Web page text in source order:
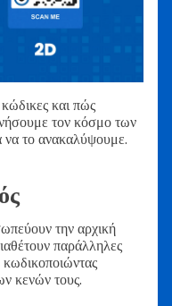
και πώς
τον κόσμο των
το ανακαλύψουμε.
την αρχική
παράλληλες
κενών τους.